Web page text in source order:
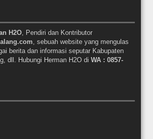
H2O, Pendiri dan Kontributor
, sebuah website yang mengulas
berita dan informasi seputar Kabupaten
dll. Hubungi Herman H2O di WA : 0857-